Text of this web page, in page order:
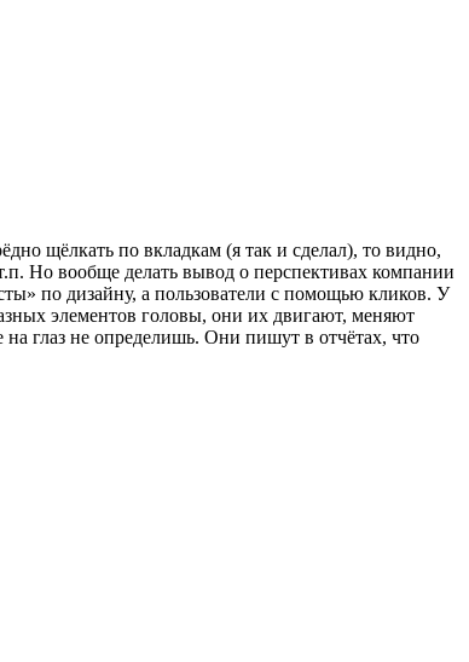
щёлкать по вкладкам (я так и сделал), то видно,
Но вообще делать вывод о перспективах компании
по дизайну, а пользователи с помощью кликов. У
элементов головы, они их двигают, меняют
глаз не определишь. Они пишут в отчётах, что